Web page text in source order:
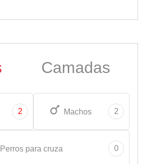
Camadas
2 Machos 2
Perros para cruza 0